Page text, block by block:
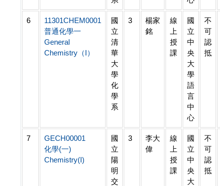
6
11301CHEM0001
普通化學一
General
Chemistry（I）
國
立
清
華
大
學
化
學
系
3
楊家
銘
線
上
授
課
國
立
中
央
大
學
語
言
中
心
不
可
認
抵
7
GECH00001
化學(一)
Chemistry(I)
國
立
陽
明
交
3
李大
偉
線
上
授
課
國
立
中
央
大
不
可
認
抵